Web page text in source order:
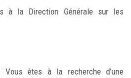
à la Direction Générale sur les
Vous êtes à la recherche d’une